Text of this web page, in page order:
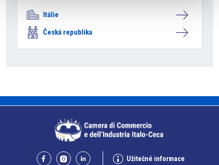
Itálie
Česká republika
Užitečné informace